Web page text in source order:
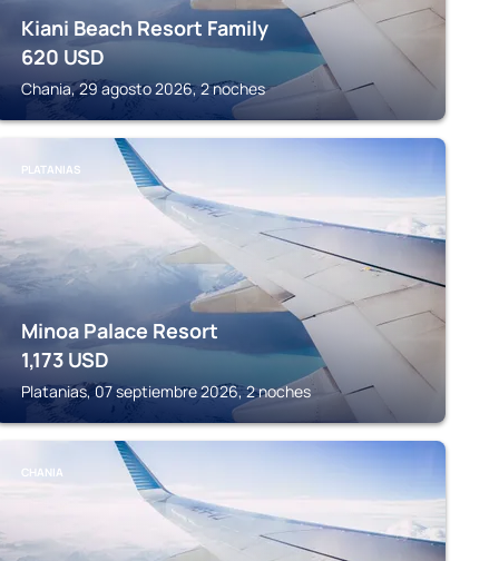
Kiani Beach Resort Family
620 USD
Chania, 29 agosto 2026, 2 noches
PLATANIAS
Minoa Palace Resort
1,173 USD
Platanias, 07 septiembre 2026, 2 noches
CHANIA